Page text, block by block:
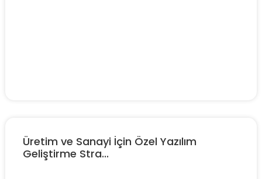
Üretim ve Sanayi İçin Özel Yazılım
Geliştirme Stra...